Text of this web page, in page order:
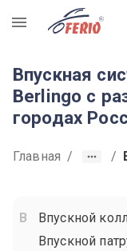
R
Впускная
Berlingo с
городах
Главная / /
Впускной
Впускной